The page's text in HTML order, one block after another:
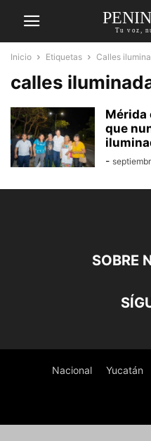
Tu voz,
Inicio Etiquetas Calles
calles
Mérida
que
-
SOBRE
Nacional Yucatán